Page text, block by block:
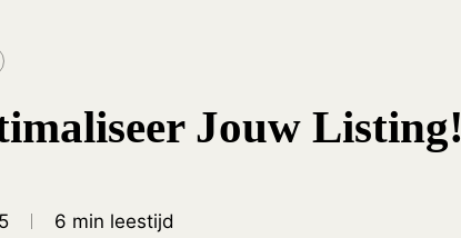
Jouw Listing!
6 min leestijd